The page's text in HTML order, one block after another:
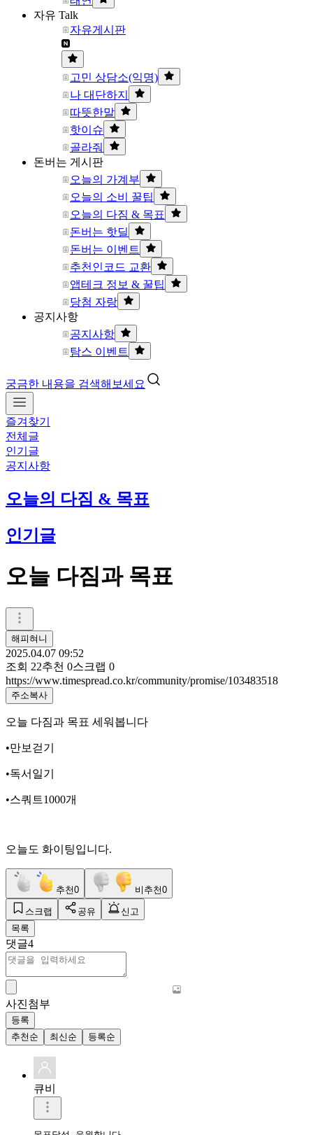
자유 Talk
자유게시판
고민 상담소(익명)
나 대단하지
따뜻한말
핫이슈
골라줘
돈버는 게시판
오늘의 가계부
오늘의 소비 꿀팁
오늘의 다짐 & 목표
돈버는 핫딜
돈버는 이벤트
추천인코드 교환
앱테크 정보 & 꿀팁
당첨 자랑
공지사항
공지사항
탐스 이벤트
궁금한 내용을 검색해보세요
즐겨찾기
전체글
인기글
공지사항
오늘의 다짐 & 목표
인기글
오늘 다짐과 목표
해피혀니
2025.04.07 09:52
조회 22추천 0스크랩 0
https://www.timespread.co.kr/community/promise/103483518
주소복사
오늘 다짐과 목표 세워봅니다
•만보걷기
•독서일기
•스쿼트1000개
오늘도 화이팅입니다.
추천0 비추천0
스크랩 공유
신고
목록
댓글4
사진첨부
등록
추천순
최신순 등록순
큐비